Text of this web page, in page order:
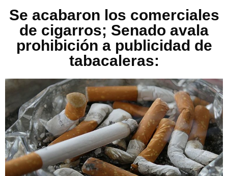
Se acabaron los comerciales
de cigarros; Senado avala
prohibición a publicidad de
tabacaleras: